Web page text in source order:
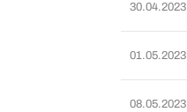
30.04.2023
01.05.2023
08.05.2023